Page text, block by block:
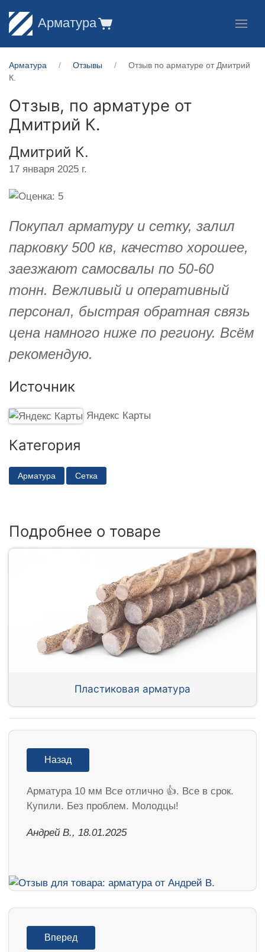
Арматура
Арматура Отзывы
Отзыв по арматуре от Дмитрий
К.
Отзыв, по арматуре от
Дмитрий К.
Дмитрий К.
17 января 2025 г.
Покупал арматуру и сетку, залил
парковку 500 кв, качество хорошее,
заезжают самосвалы по 50-60
тонн. Вежливый и оперативный
персонал, быстрая обратная связь
цена намного ниже по региону. Всём
рекомендую.
Источник
Яндекс Карты
Категория
Арматура Сетка
Подробнее о товаре
Пластиковая арматура
Назад
Арматура 10 мм Все отлично 👍. Все в срок.
Купили. Без проблем. Молодцы!
Андрей В., 18.01.2025
Вперед